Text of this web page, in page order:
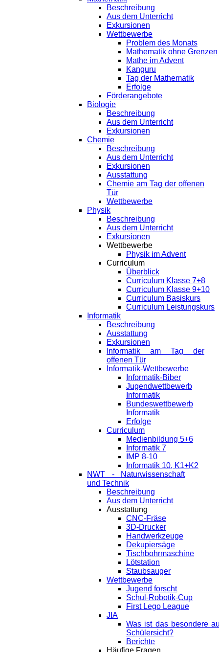
Beschreibung
Aus dem Unterricht
Exkursionen
Wettbewerbe
Problem des Monats
Mathematik ohne Grenzen
Mathe im Advent
Kanguru
Tag der Mathematik
Erfolge
Förderangebote
Biologie
Beschreibung
Aus dem Unterricht
Exkursionen
Chemie
Beschreibung
Aus dem Unterricht
Exkursionen
Ausstattung
Chemie am Tag der offenen
Tür
Wettbewerbe
Physik
Beschreibung
Aus dem Unterricht
Exkursionen
Wettbewerbe
Physik im Advent
Curriculum
Überblick
Curriculum Klasse 7+8
Curriculum Klasse 9+10
Curriculum Basiskurs
Curriculum Leistungskurs
Informatik
Beschreibung
Ausstattung
Exkursionen
Informatik am Tag der
offenen Tür
Informatik-Wettbewerbe
Informatik-Biber
Jugendwettbewerb
Informatik
Bundeswettbewerb
Informatik
Erfolge
Curriculum
Medienbildung 5+6
Informatik 7
IMP 8-10
Informatik 10, K1+K2
NWT - Naturwissenschaft
und Technik
Beschreibung
Aus dem Unterricht
Ausstattung
CNC-Fräse
3D-Drucker
Handwerkzeuge
Dekupiersäge
Tischbohrmaschine
Lötstation
Staubsauger
Wettbewerbe
Jugend forscht
Schul-Robotik-Cup
First Lego League
JIA
Was ist das besondere
Schülersicht?
Berichte
Häufige Fragen